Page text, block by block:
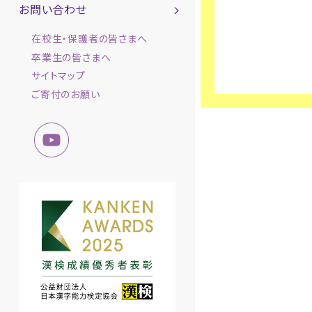
お問い合わせ
在校生・保護者の皆さまへ
卒業生の皆さまへ
サイトマップ
ご寄付のお願い